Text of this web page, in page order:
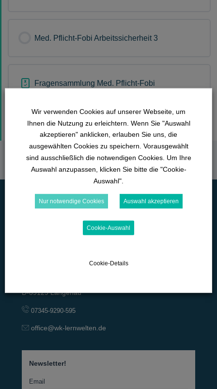
Med. Pflicht-Fobi Arbeitssicherheit 3
Fragensammlung Med. Pflicht-Fobi
D-89129 Langenau
07345-9290-595
office@wk-lernwelten.de
Newsletter!
Email
Wir verwenden Cookies auf unserer Webseite, um
Ihnen die Nutzung zu erleichtern. Wenn Sie "Auswahl
akzeptieren" anklicken, erlauben Sie uns, die
ausgewählten Cookies zu speichern. Vorausgewählt
sind ausschließlich die notwendigen Cookies. Um Ihre
Auswahl anzupassen, klicken Sie bitte die "Cookie-
Auswahl".
Nur notwendige Cookies Auswahl akzeptieren
Cookie-Auswahl
Cookie-Details